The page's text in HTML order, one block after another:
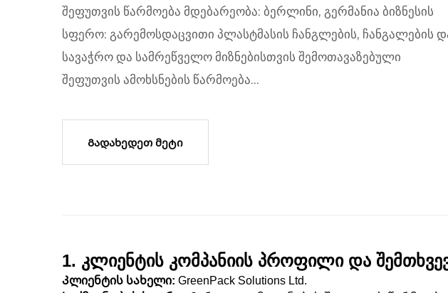
შეფუთვის წარმოება მდებარეობა: ბერლინი, გერმანია ბიზნესის
სფერო: გარემოსდაცვითი პლასტმასის ჩანგლების, ჩანგალების
სავაჭრო და სამრეწველო მიზნებისთვის შემოთავაზებული
შეფუთვის ამოხსნების წარმოება...
Გადახედეთ მეტი
1. კლიენტის კომპანიის პროფილი და
Კლიენტის სახელი: GreenPack Solutions Ltd.